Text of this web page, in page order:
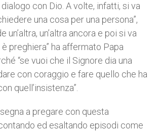
con Dio. A volte, infatti, si va
una cosa per una persona”,
un’altra, un’altra ancora e poi si va
è preghiera” ha affermato Papa
“se vuoi che il Signore dia una
con coraggio e fare quello che ha
quell’insistenza”.
a pregare con questa
ed esaltando episodi come